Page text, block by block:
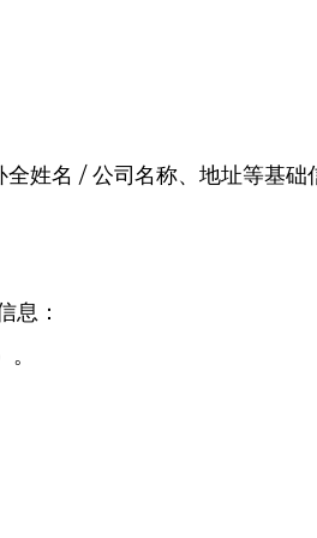
姓名 / 公司名称、地址等基础
息：